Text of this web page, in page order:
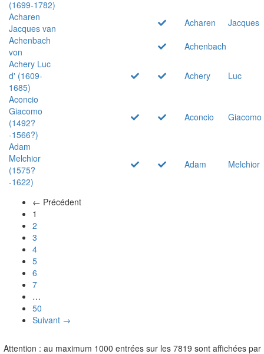
(1699-1782)
Acharen
Jacques van
Acharen
Jacques
Achenbach
von
Achenbach
Achery Luc
d' (1609-
1685)
Achery
Luc
Aconcio
Giacomo
(1492?
-1566?)
Aconcio Giacomo
Adam
Melchior
(1575?
-1622)
Adam Melchior
← Précédent
1
2
3
4
5
6
7
…
50
Suivant →
Attention : au maximum 1000 entrées sur les 7819 sont affichées par